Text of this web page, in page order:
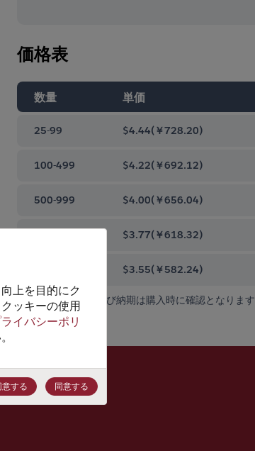
価格表
数量 単価
25-99 $4.44(￥728.20)
100-499 $4.22(￥692.12)
500-999 $4.00(￥656.04)
$3.77(￥618.32)
$3.55(￥582.24)
価格、在庫状況および納期は購入時に確認となります
上を目的にク
ッキーの使用
イバシーポリ
意する 同意する